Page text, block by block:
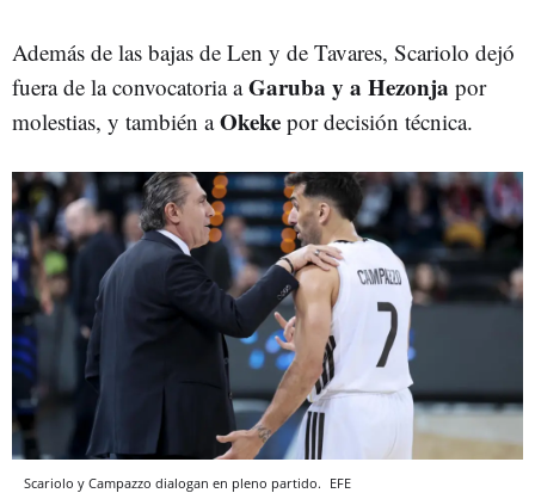
Además de las bajas de Len y de Tavares, Scariolo dejó
fuera de la convocatoria aGaruba y a Hezonja por
molestias, y también aOkeke por decisión técnica.
Scariolo y Campazzo dialogan en pleno partido. EFE